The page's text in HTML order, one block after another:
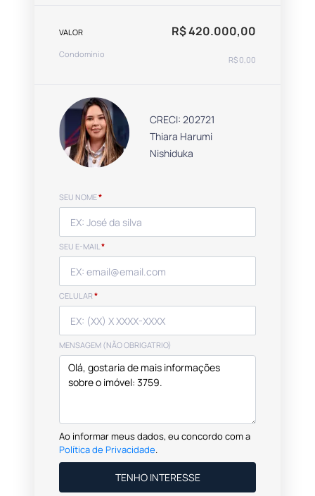
VALOR R$ 420.000,00
Condomínio
R$ 0,00
CRECI: 202721
Thiara Harumi
Nishiduka
SEU NOME*
SEU E-MAIL*
CELULAR *
MENSAGEM (NÃO OBRIGATRIO)
Ao informar meus dados, eu concordo com a
Política de Privacidade.
TENHO INTERESSE